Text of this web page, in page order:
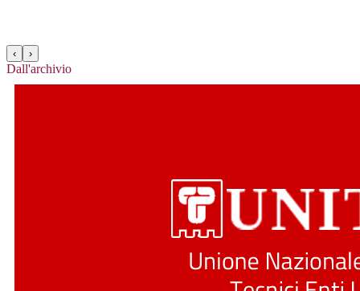
‹ ›
Dall'archivio